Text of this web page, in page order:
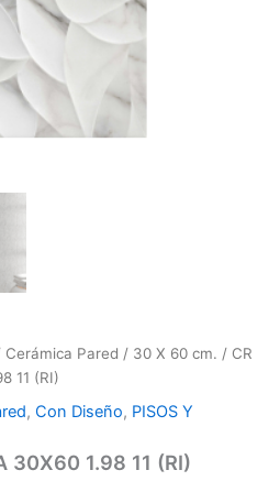
Cerámica Pared / 30 X 60 cm. / CR
11 (RI)
, Con Diseño, PISOS Y
30X60 1.98 11 (RI)